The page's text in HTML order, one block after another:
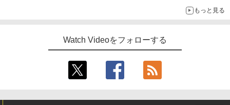
もっと見る
Watch Videoをフォローする